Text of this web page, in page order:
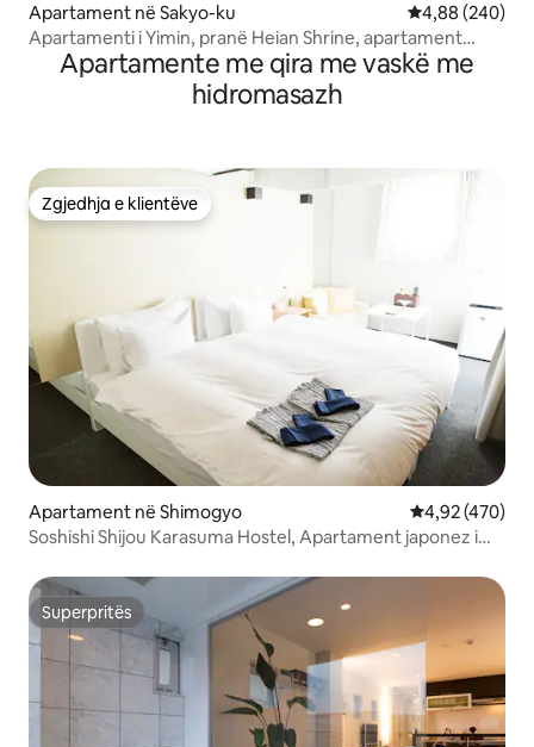
Apartament në Sakyo-ku Vlerësimi
4,88 (240)
Apartamenti i Yimin, pranë Heian Shrine, apartament
komod familjar
Apartamente me qira me vaskë me
hidromasazh
Zgjedhja e klientëve
Zgjedhja e klientëve
Apartament në Shimogyo Vlerësimi
4,92 (470)
Soshishi Shijou Karasuma Hostel, Apartament japonez i
Superpritës
Superpritës